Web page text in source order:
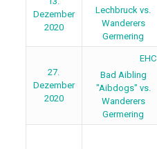
Dezember
2020
Lechbruck vs.
Wanderers
Germering
27.
Dezember
2020
EHC
Bad Aibling
"Aibdogs" vs.
Wanderers
Germering